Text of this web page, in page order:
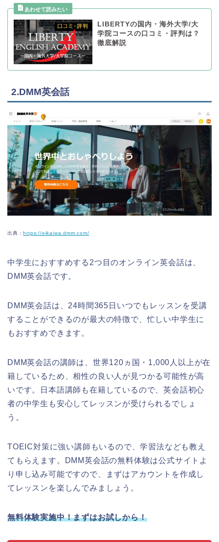
LIBERTYの国内・海外大学/大
学院コースの口コミ・評判は？
徹底解説
2.DMM英会話
出典：https://eikaiwa.dmm.com/
中学生におすすめする2つ目のオンライン英会話は、
DMM英会話です。
DMM英会話は、24時間365日いつでもレッスンを受講
することができるのが最大の特徴で、忙しい中学生に
もおすすめできます。
DMM英会話の講師は、世界120ヵ国・1,000人以上が在
籍しているため、相性の良い人が見つかる可能性が高
いです。日本語講師も在籍しているので、英会話初心
者の中学生も安心してレッスンが受けられるでしょ
う。
TOEIC対策に強い講師もいるので、学習法なども教え
てもらえます。DMM英会話の無料体験は公式サイトよ
り申し込み可能ですので、まずはアカウントを作成し
てレッスンを楽しんでみましょう。
無料体験実施中！まずはお試しから！